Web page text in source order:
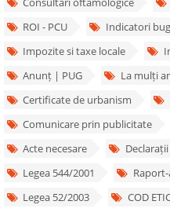
ROI - PCU
Indicatori
Impozite si taxe locale
Anunț | PUG
La mulți
Certificate de urbanism
Comunicare prin publicitate
Acte necesare
Legea 544/2001
Legea 52/2003
COD